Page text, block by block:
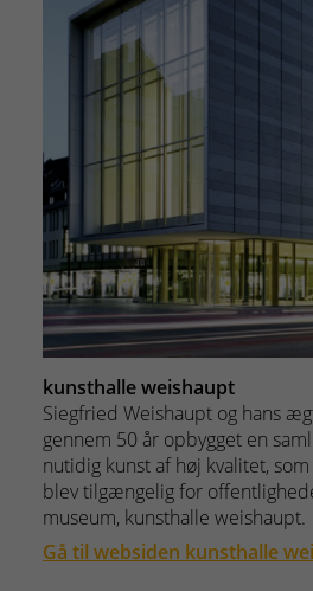
kunsthalle weishaupt
Siegfried Weishaupt og hans
gennem 50 år opbygget en
nutidig kunst af høj kvalitet,
blev tilgængelig for
museum, kunsthalle weishaupt.
Gå til websiden kunsthalle